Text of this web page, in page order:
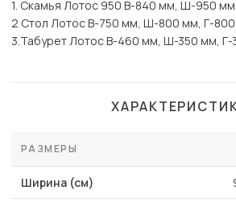
1. Скамья Лотос 950 В-840 мм, Ш-950
2 Стол Лотос В-750 мм, Ш-800 мм, Г-
3.Табурет Лотос В-460 мм, Ш-350 мм, Г-
РАЗМЕРЫ
Ширина (см)